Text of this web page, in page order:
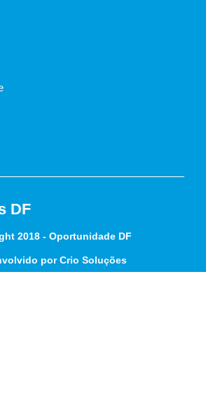
DF
2018 - Oportunidade DF
por Crio Soluções